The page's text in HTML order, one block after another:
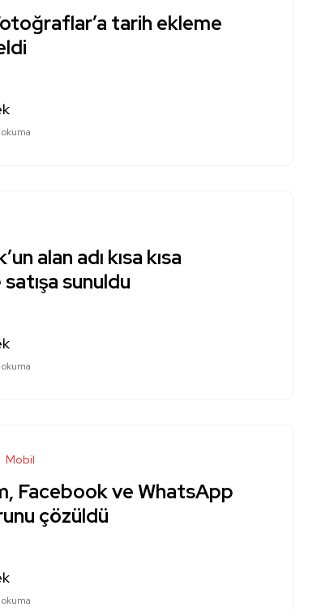
tarih ekleme
alan adı kısa kısa
sunuldu
Mobil
Facebook ve WhatsApp
çözüldü